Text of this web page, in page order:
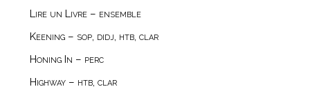
Highway – htb, clar
Honing In – perc
Keening – sop, didj, htb, clar
Lire un Livre – ensemble